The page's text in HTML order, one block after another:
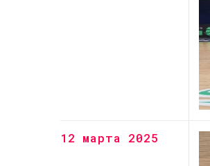
12 марта 2025